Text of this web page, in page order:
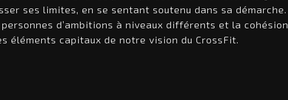
ses limites, en se sentant soutenu dans sa démarche.
d’ambitions à niveaux différents et la cohésion
éléments capitaux de notre vision du CrossFit.